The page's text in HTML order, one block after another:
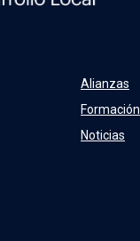
Alianzas
Formación
Noticias